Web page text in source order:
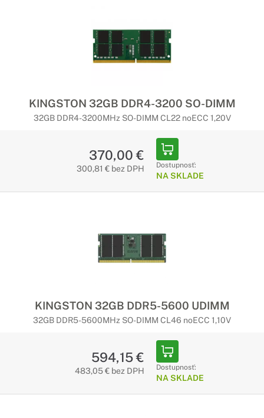
KINGSTON 32GB DDR4-3200 SO-DIMM
32GB DDR4-3200MHz SO-DIMM CL22 noECC 1,20V
370,00 €
300,81 € bez DPH Dostupnosť:
NA SKLADE
KINGSTON 32GB DDR5-5600 UDIMM
32GB DDR5-5600MHz SO-DIMM CL46 noECC 1,10V
594,15 €
483,05 € bez DPH Dostupnosť:
NA SKLADE